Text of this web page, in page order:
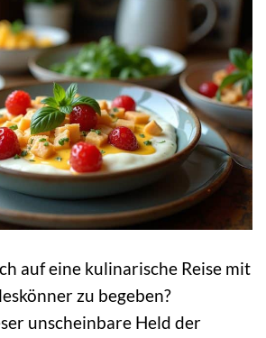
auf eine kulinarische Reise mit
zu begeben?
unscheinbare Held der